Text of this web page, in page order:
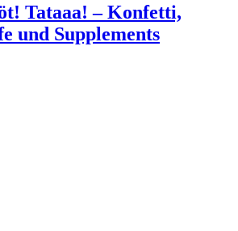
Tataaa! – Konfetti,
und Supplements